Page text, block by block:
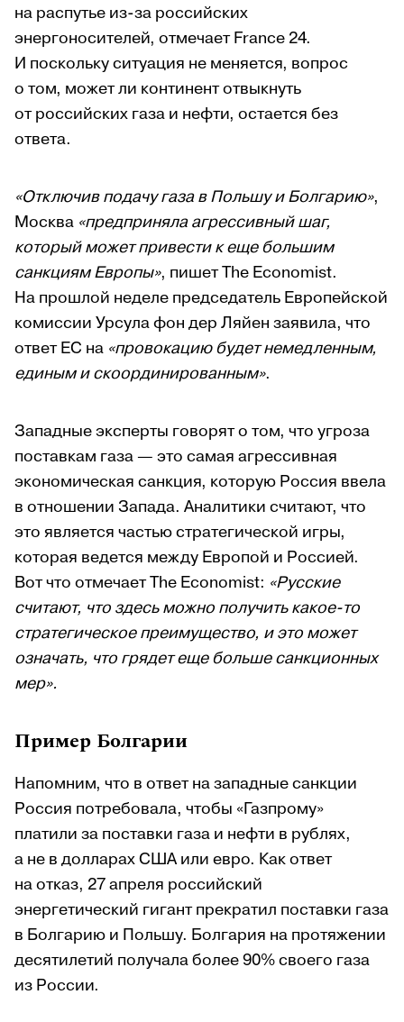
на распутье из-за российских
энергоносителей, отмечает France 24.
И поскольку ситуация не меняется, вопрос
о том, может ли континент отвыкнуть
от российских газа и нефти, остается без
ответа.
«Отключив подачу газа в Польшу и Болгарию»,
Москва «предприняла агрессивный шаг,
который может привести к еще большим
санкциям Европы», пишет The Economist.
На прошлой неделе председатель Европейской
комиссии Урсула фон дер Ляйен заявила, что
ответ ЕС на «провокацию будет немедленным,
единым и скоординированным».
Западные эксперты говорят о том, что угроза
поставкам газа — это самая агрессивная
экономическая санкция, которую Россия ввела
в отношении Запада. Аналитики считают, что
это является частью стратегической игры,
которая ведется между Европой и Россией.
Вот что отмечает The Economist: «Русские
считают, что здесь можно получить какое-то
стратегическое преимущество, и это может
означать, что грядет еще больше санкционных
мер».
Пример Болгарии
Напомним, что в ответ на западные санкции
Россия потребовала, чтобы «Газпрому»
платили за поставки газа и нефти в рублях,
а не в долларах США или евро. Как ответ
на отказ, 27 апреля российский
энергетический гигант прекратил поставки газа
в Болгарию и Польшу. Болгария на протяжении
десятилетий получала более 90% своего газа
из России.